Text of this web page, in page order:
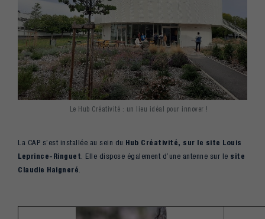
Le Hub Créativité : un lieu idéal pour innover !
La CAP s’est installée au sein du Hub Créativité, sur le site Louis
Leprince-Ringuet . Elle dispose également d’une antenne sur le site
Claudie Haigneré